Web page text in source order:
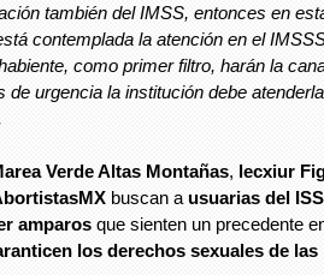
también del IMSS, entonces en
contemplada la atención en el
como primer filtro, harán la
de urgencia la institución debe
Verde Altas Montañas, lecxiur
buscan a usuarias del
amparos que sienten un precedente
los derechos sexuales de las